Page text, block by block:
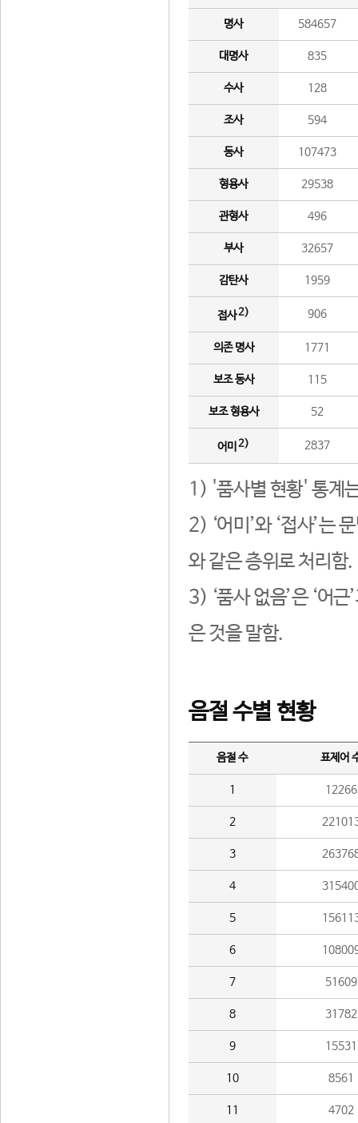
명사 584657
대명사 835
수사 128
조사 594
동사 107473
형용사 29538
관형사 496
부사 32657
감탄사 1959
접사2) 906
의존 명사 1771
보조 동사 115
보조 형용사 52
어미 2) 2837
1) '품사별 현황' 통계
2) ‘어미’와 ‘접사’는
와 같은 층위로 처리함.
3) ‘품사 없음’은 ‘어
은 것을 말함.
음절 수별 현황
음절 수 표제어
1 12266
2
3
4
5
6
7 51609
8 31782
9 15531
10 8561
11 4702